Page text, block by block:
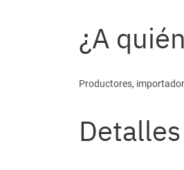
¿A
Productores,
Detalles